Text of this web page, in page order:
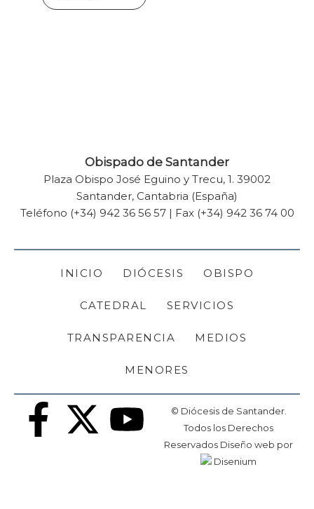
Obispado de Santander
Plaza Obispo José Eguino y Trecu, 1. 39002
Santander, Cantabria (España)
Teléfono (+34) 942 36 56 57 | Fax (+34) 942 36 74 00
INICIO DIÓCESIS OBISPO
CATEDRAL SERVICIOS
TRANSPARENCIA MEDIOS
MENORES
© Diócesis de Santander.
Todos los Derechos
Reservados Diseño web por
Disenium